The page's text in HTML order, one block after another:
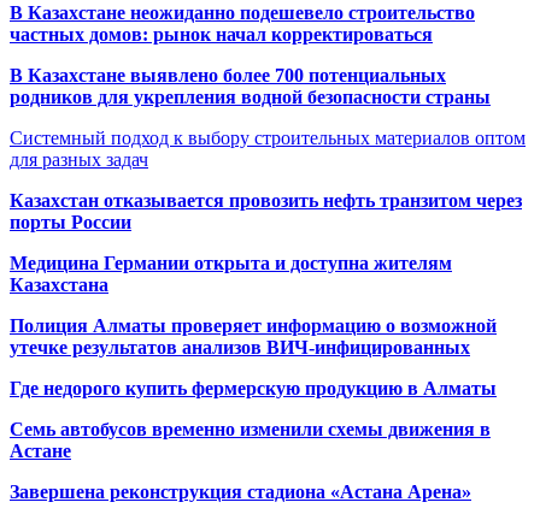
В Казахстане неожиданно подешевело строительство
частных домов: рынок начал корректироваться
В Казахстане выявлено более 700 потенциальных
родников для укрепления водной безопасности страны
Системный подход к выбору строительных материалов оптом
для разных задач
Казахстан отказывается провозить нефть транзитом через
порты России
Медицина Германии открыта и доступна жителям
Казахстана
Полиция Алматы проверяет информацию о возможной
утечке результатов анализов ВИЧ-инфицированных
Где недорого купить фермерскую продукцию в Алматы
Семь автобусов временно изменили схемы движения в
Астане
Завершена реконструкция стадиона «Астана Арена»